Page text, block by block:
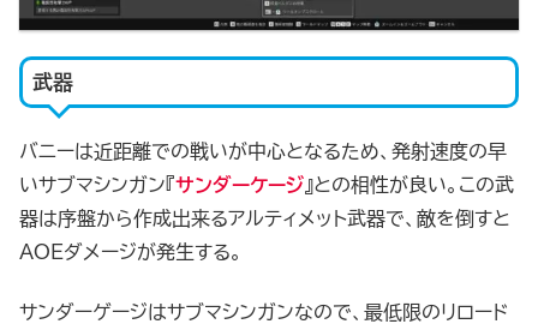
武器
バニーは近距離での戦いが中心となるため、発射速度の早
いサブマシンガン『サンダーケージ 』との相性が良い。この武
器は序盤から作成出来るアルティメット武器で、敵を倒すと
AOEダメージが発生する。
サンダーゲージはサブマシンガンなので、最低限のリロード